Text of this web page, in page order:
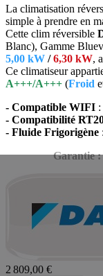
La climatisation
simple à prendre en
Cette clim réversible
Blanc), Gamme
5,00 kW /6,30 kW,
Ce climatiseur
A+++/A+++ (Froid
- Compatible WIFI
- Compatibilité
- Fluide Frigorigène
Garantie :
2 809,00 €